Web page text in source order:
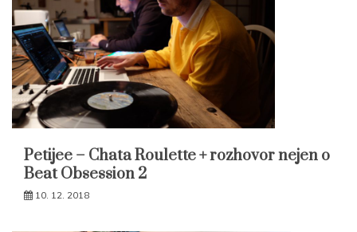
Petijee – Chata Roulette + rozhovor nejen o
Beat Obsession 2
10. 12. 2018